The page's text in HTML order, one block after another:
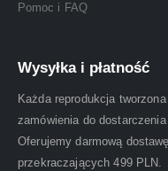
Pomoc i FAQ
Wysyłka i płatność
Każda reprodukcja
zamówienia do
Oferujemy darmową
przekraczających 499 PLN.